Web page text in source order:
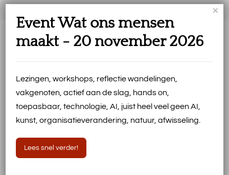
In beeld
×
Event Wat ons mensen
maakt - 20 november 2026
Lezingen, workshops, reflectie wandelingen,
vakgenoten, actief aan de slag, hands on,
toepasbaar, technologie, AI, juist heel veel geen AI,
kunst, organisatieverandering, natuur, afwisseling.
Lees snel verder!